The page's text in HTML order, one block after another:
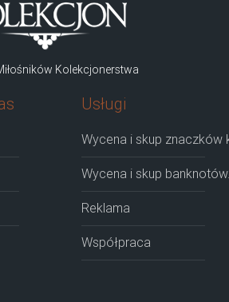
Kolekcjonerstwa
Usługi
Wycena i skup znaczków
Wycena i skup
Reklama
Współpraca